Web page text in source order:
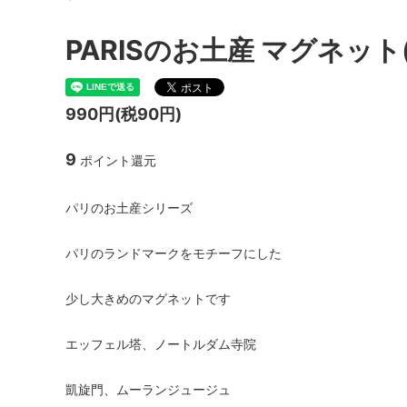
ルチャー)
INOUI EDITIONS(イヌイエディション
ズ)
MANON(マノン)
ramble dance(ランブルダンス)
ル)
YOSHI KONDO(ヨシコンドウ)
PARISのお土産 マグネッ
990円(税90円)
9 ポイント還元
パリのお土産シリーズ
パリのランドマークをモチーフにした
少し大きめのマグネットです
エッフェル塔、ノートルダム寺院
凱旋門、ムーランジュージュ